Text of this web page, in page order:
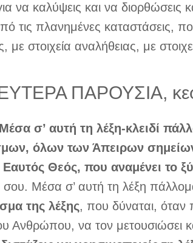
να καλύψεις και να διορθώσεις
τις πλανημένες καταστάσεις,
με στοιχεία αναλήθειας, με
ΠΑΡΟΥΣΙΑ,
σ’ αυτή τη λέξη-κλειδί
όλων των Άπειρων σημείων
Θεός, που αναμένει το
Μέσα σ’ αυτή τη λέξη
της λέξης, που δύναται, όταν
Ανθρώπου, να τον μετουσιώσει